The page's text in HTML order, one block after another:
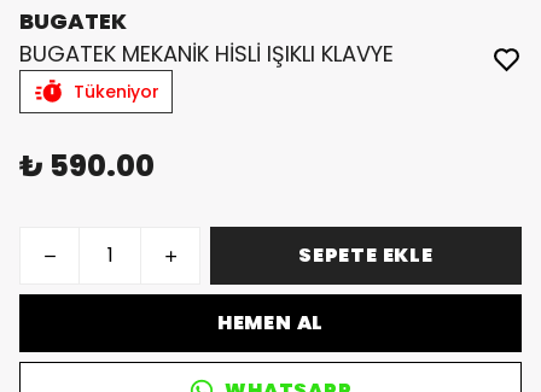
BUGATEK
BUGATEK MEKANİK HİSLİ IŞIKLI KLAVYE
Tükeniyor
₺ 590.00
SEPETE EKLE
HEMEN AL